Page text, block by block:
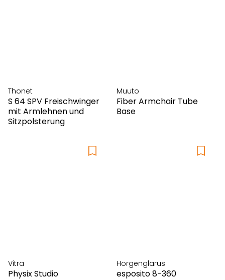
Thonet
S 64 SPV Freischwinger
mit Armlehnen und
Sitzpolsterung
Muuto
Fiber Armchair Tube
Base
Vitra
Physix Studio
Horgenglarus
esposito 8-360